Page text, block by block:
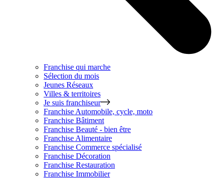
Franchise qui marche
Sélection du mois
Jeunes Réseaux
Villes & territoires
Je suis franchiseur
Franchise Automobile, cycle, moto
Franchise Bâtiment
Franchise Beauté - bien être
Franchise Alimentaire
Franchise Commerce spécialisé
Franchise Décoration
Franchise Restauration
Franchise Immobilier